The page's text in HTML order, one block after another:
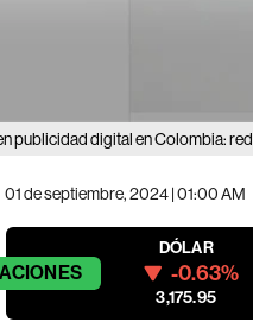
publicidad digital en Colombia:
01 de septiembre, 2024 | 01:00 AM
DÓLAR
-0.63%
3,175.95